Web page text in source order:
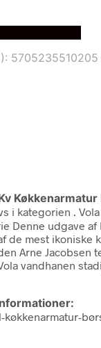
5705235510205
i kategorien .
Denne udgave af
de mest ikoniske
Arne Jacobsen
vandhanen
køkkenarmatur-